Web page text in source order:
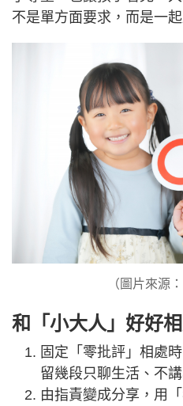
不是單方面要求，而是一起
（圖片來源
和「小大人」好好
固定「零批評」相處
留幾段只聊生活、不
由指責變成分享，用